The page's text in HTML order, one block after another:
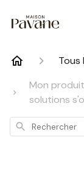
Tous
Mon
solutions
Rechercher